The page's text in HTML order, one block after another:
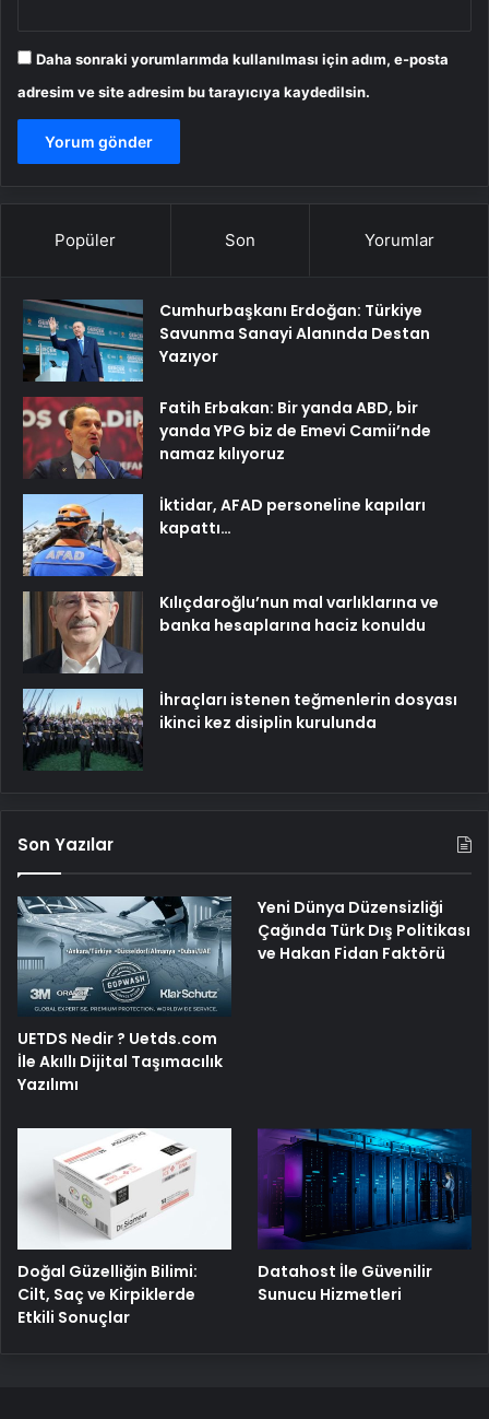
Daha sonraki yorumlarımda kullanılması için adım, e-posta
adresim ve site adresim bu tarayıcıya kaydedilsin.
Popüler Son Yorumlar
Cumhurbaşkanı Erdoğan: Türkiye
Savunma Sanayi Alanında Destan
Yazıyor
Fatih Erbakan: Bir yanda ABD, bir
yanda YPG biz de Emevi Camii’nde
namaz kılıyoruz
İktidar, AFAD personeline kapıları
kapattı…
Kılıçdaroğlu’nun mal varlıklarına ve
banka hesaplarına haciz konuldu
İhraçları istenen teğmenlerin dosyası
ikinci kez disiplin kurulunda
Son Yazılar
UETDS Nedir ? Uetds.com
İle Akıllı Dijital Taşımacılık
Yazılımı
Yeni Dünya Düzensizliği
Çağında Türk Dış Politikası
ve Hakan Fidan Faktörü
Doğal Güzelliğin Bilimi:
Cilt, Saç ve Kirpiklerde
Etkili Sonuçlar
Datahost İle Güvenilir
Sunucu Hizmetleri